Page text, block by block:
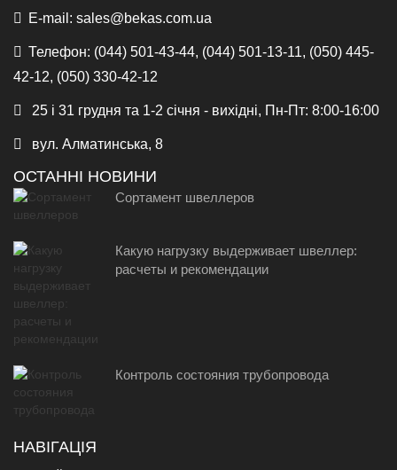
E-mail: sales@bekas.com.ua
Телефон: (044) 501-43-44, (044) 501-13-11, (050) 445-
42-12, (050) 330-42-12
25 і 31 грудня та 1-2 січня - вихідні, Пн-Пт: 8:00-16:00
вул. Алматинська, 8
ОСТАННІ НОВИНИ
Сортамент швеллеров
Какую нагрузку выдерживает швеллер:
расчеты и рекомендации
Контроль состояния трубопровода
НАВІГАЦІЯ